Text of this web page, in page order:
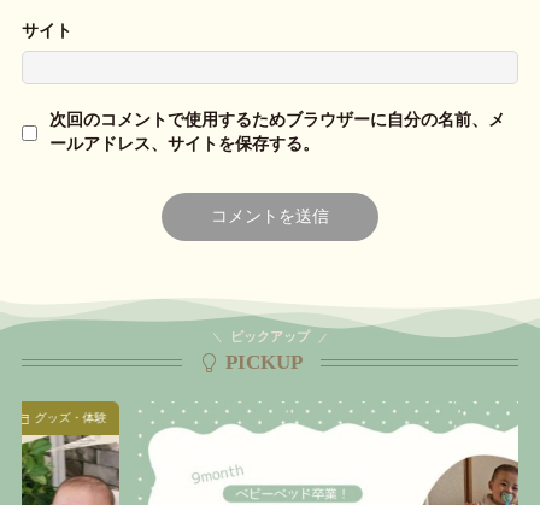
サイト
次回のコメントで使用するためブラウザーに自分の名前、メ
ールアドレス、サイトを保存する。
PICKUP
ピックアップ
子育て